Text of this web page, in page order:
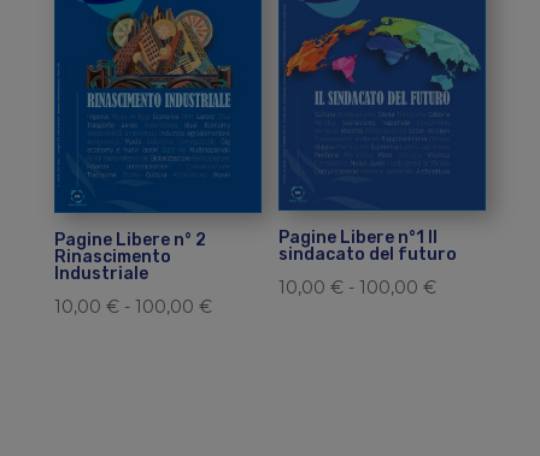
100,00 €
100,00 €
Pagine Libere n° 2
Rinascimento
Industriale
10,00 € - 100,00 €Fascia
Pagine Libere n°1 Il
sindacato del futuro
10,00€ - 100,00€Fascia